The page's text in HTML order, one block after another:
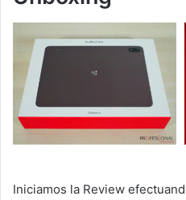
Iniciamos la Review